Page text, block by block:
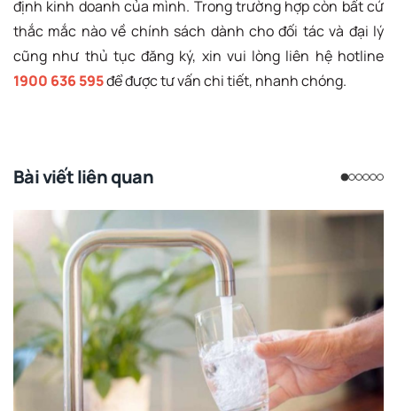
định kinh doanh của mình. Trong trường hợp còn bất cứ
thắc mắc nào về chính sách dành cho đối tác và đại lý
cũng như thủ tục đăng ký, xin vui lòng liên hệ hotline
1900 636 595để được tư vấn chi tiết, nhanh chóng.
Bài viết liên quan